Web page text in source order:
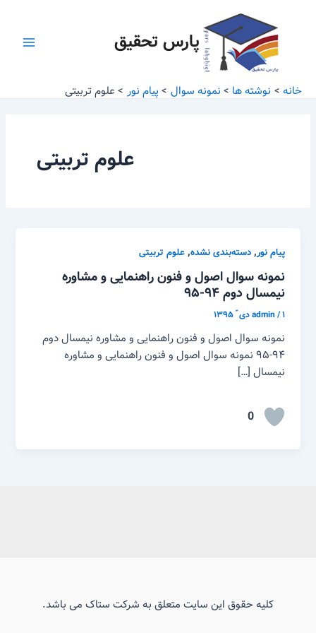
پارس تحقیق
خانه نوشته ها نمونه سوال پیام نور علوم تربیتی
علوم تربیتی
پیام نور,دسته‌بندی نشده,علوم تربیتی
نمونه سوال اصول و فنون راهنمایی و مشاوره
نیمسال دوم ۹۴-۹۵
admin/۱ دی ّ ۱۳۹۵
نمونه سوال اصول و فنون راهنمایی و مشاوره نیمسال دوم
۹۴-۹۵ نمونه سوال اصول و فنون راهنمایی و مشاوره
نیمسال […]
0
کلیه حقوق این سایت متعلق به شرکت ستاک می باشد.